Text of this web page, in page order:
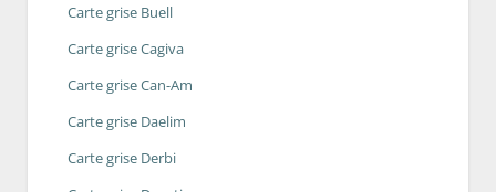
Carte grise Buell
Carte grise Cagiva
Carte grise Can-Am
Carte grise Daelim
Carte grise Derbi